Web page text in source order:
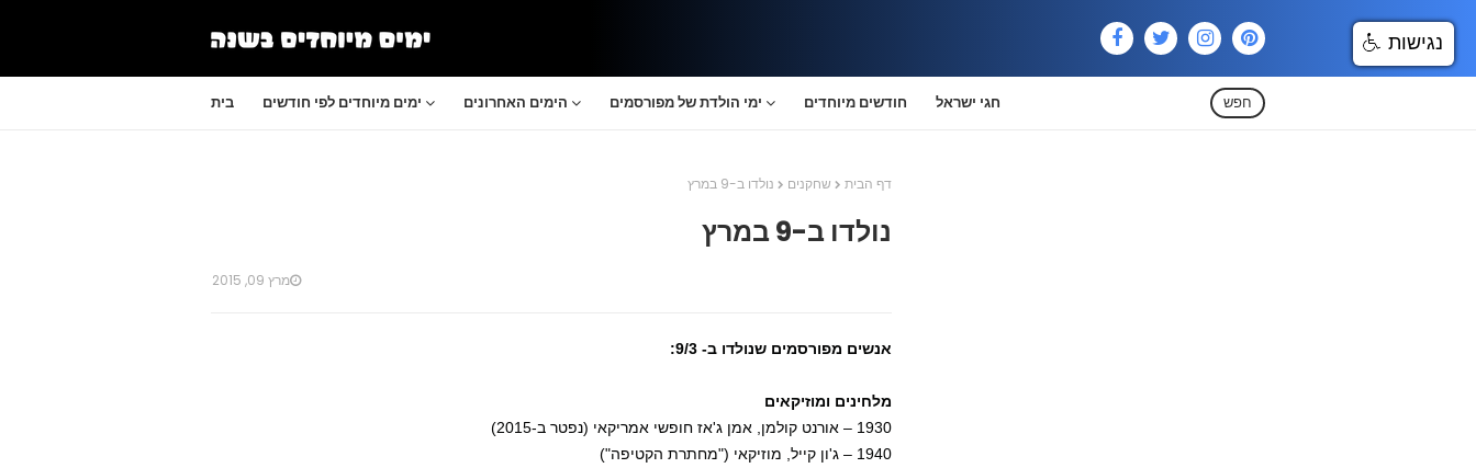
בית ימים מיוחדים לפי חודשים הימים האחרונים ימי הולדת של מפורסמים חודשים מיוחדים חגי ישראל חפש
דף הבית שחקנים נולדו ב-9 במרץ
נולדו ב-9 במרץ
מרץ 09, 2015
אנשים מפורסמים שנולדו ב- 9/3:
מלחינים ומוזיקאים
1930 – אורנט קולמן, אמן ג'אז חופשי אמריקאי (נפטר ב-2015)
1940 – ג'ון קייל, מוזיקאי ("מחתרת הקטיפה")
נגישות